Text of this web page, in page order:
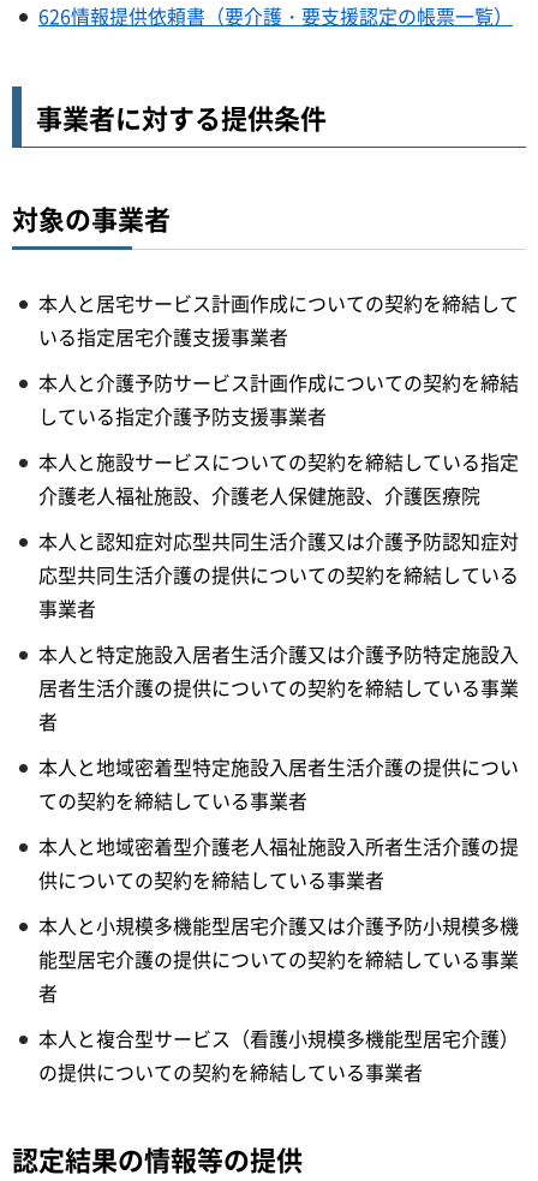
626情報提供依頼書（要介護・要支援認定の帳票一覧）
事業者に対する提供条件
対象の事業者
本人と居宅サービス計画作成についての契約を締結して
いる指定居宅介護支援事業者
本人と介護予防サービス計画作成についての契約を締結
している指定介護予防支援事業者
本人と施設サービスについての契約を締結している指定
介護老人福祉施設、介護老人保健施設、介護医療院
本人と認知症対応型共同生活介護又は介護予防認知症対
応型共同生活介護の提供についての契約を締結している
事業者
本人と特定施設入居者生活介護又は介護予防特定施設入
居者生活介護の提供についての契約を締結している事業
者
本人と地域密着型特定施設入居者生活介護の提供につい
ての契約を締結している事業者
本人と地域密着型介護老人福祉施設入所者生活介護の提
供についての契約を締結している事業者
本人と小規模多機能型居宅介護又は介護予防小規模多機
能型居宅介護の提供についての契約を締結している事業
者
本人と複合型サービス（看護小規模多機能型居宅介護）
の提供についての契約を締結している事業者
認定結果の情報等の提供